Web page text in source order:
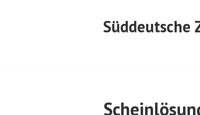
Süddeutsche